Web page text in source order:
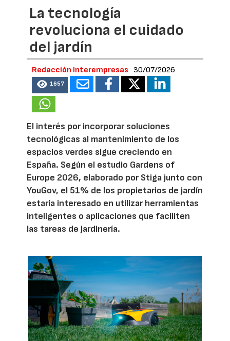
La tecnología
revoluciona el cuidado
del jardín
Redacción Interempresas 30/07/2026
1657
El interés por incorporar soluciones
tecnológicas al mantenimiento de los
espacios verdes sigue creciendo en
España. Según el estudio Gardens of
Europe 2026, elaborado por Stiga junto con
YouGov, el 51% de los propietarios de jardín
estaría interesado en utilizar herramientas
inteligentes o aplicaciones que faciliten
las tareas de jardinería.